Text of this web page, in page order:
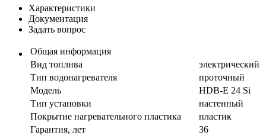
Характеристики
Документация
Задать вопрос
Общая информация
Вид топлива
электрический
Тип водонагревателя
проточный
Модель
HDB-E 24 Si
Тип установки
настенный
Покрытие нагревательного пластика
пластик
Гарантия, лет
36